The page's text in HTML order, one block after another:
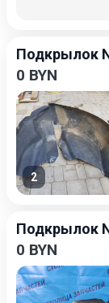
Подкрылок
0 BYN
2
Подкрылок
0 BYN